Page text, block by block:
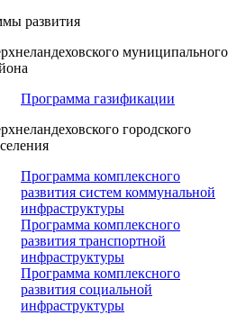
развития
муниципального
Программа газификации
городского
Программа комплексного
развития систем коммунальной
инфраструктуры
Программа комплексного
развития транспортной
инфраструктуры
Программа комплексного
развития социальной
инфраструктуры